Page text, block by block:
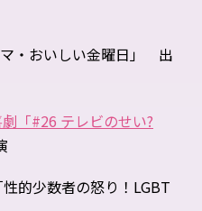
・おいしい金曜日」 出
「#26 テレビのせい?
的少数者の怒り！LGBT